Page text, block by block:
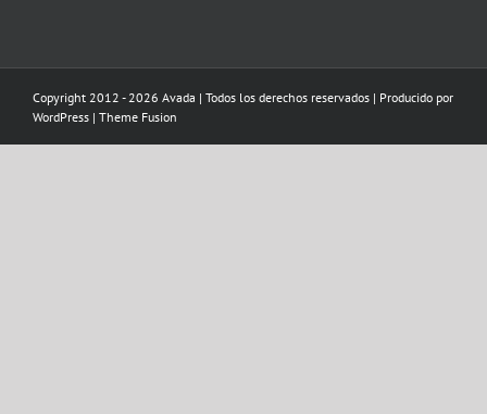
Copyright 2012 - 2026 Avada | Todos los derechos reservados | Producido por
WordPress | Theme Fusion